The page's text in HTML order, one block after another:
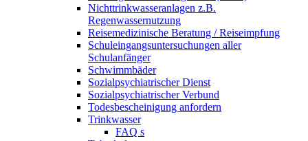
Nichttrinkwasseranlagen z.B.
Regenwassernutzung
Reisemedizinische Beratung / Reiseimpfung
Schuleingangsuntersuchungen aller
Schulanfänger
Schwimmbäder
Sozialpsychiatrischer Dienst
Sozialpsychiatrischer Verbund
Todesbescheinigung anfordern
Trinkwasser
FAQ s